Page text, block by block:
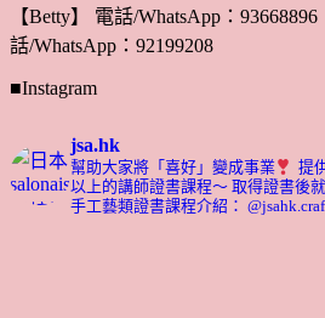
【Betty】 電話/WhatsApp：93668896
話/WhatsApp：92199208
■Instagram
jsa.hk
幫助大家將「喜好」變成事業
提
以上的講師證書課程～ 取得證書後
手工藝類證書課程介紹：